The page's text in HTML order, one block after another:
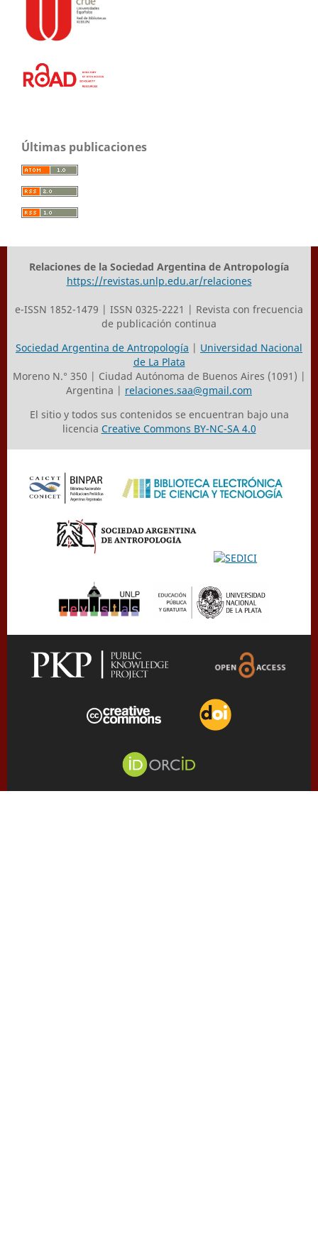
Últimas publicaciones
Relaciones de la Sociedad Argentina de Antropología
https://revistas.unlp.edu.ar/relaciones
e-ISSN 1852-1479 | ISSN 0325-2221 | Revista con frecuencia
de publicación continua
Sociedad Argentina de Antropología | Universidad Nacional
de La Plata
Moreno N.° 350 | Ciudad Autónoma de Buenos Aires (1091) |
Argentina | relaciones.saa@gmail.com
El sitio y todos sus contenidos se encuentran bajo una
licencia Creative Commons BY-NC-SA 4.0